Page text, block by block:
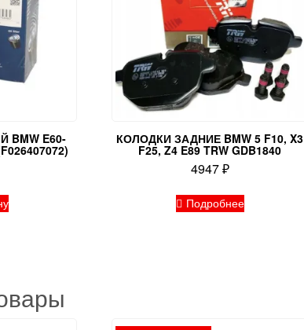
E60- КОЛОДКИ ЗАДНИЕ BMW 5 F10, X3
F25, Z4 E89 TRW GDB1840
4947₽
Подробнее